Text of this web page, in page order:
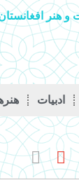
و هنر
ادبیات